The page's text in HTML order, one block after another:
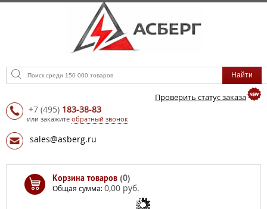
Проверить статус заказа
+7 (495) 183-38-83
или закажите обратный звонок
sales@asberg.ru
Корзина товаров (0)
Общая сумма:0,00 руб.